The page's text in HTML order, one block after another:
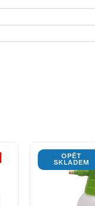
OPĚT
SKLADEM